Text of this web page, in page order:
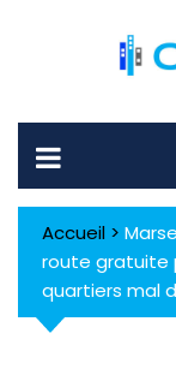
Accueil >
route gratuite
quartiers mal